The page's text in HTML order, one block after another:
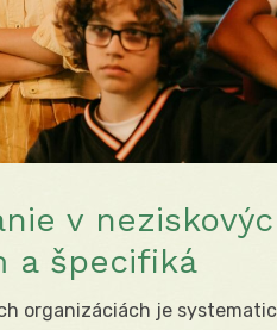
v
a špecifiká
organizáciách je